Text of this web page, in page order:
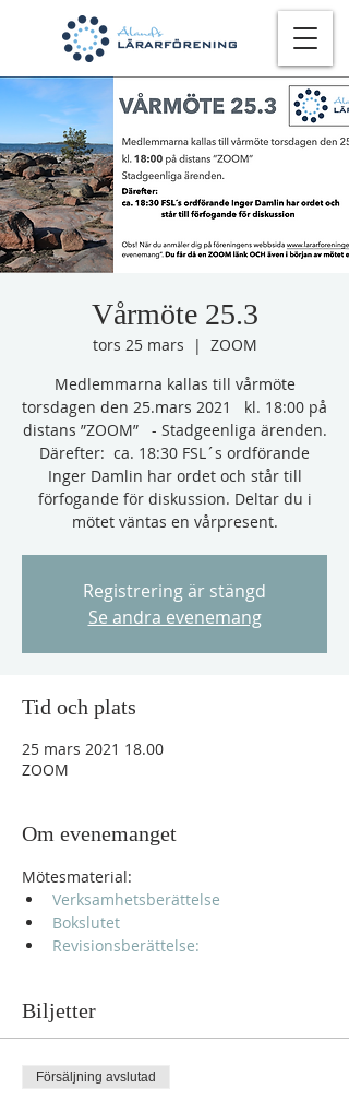
Vårmöte 25.3
tors 25 mars
  |
ZOOM
Medlemmarna kallas till vårmöte
torsdagen den 25.mars 2021 kl. 18:00 på
distans ”ZOOM” - Stadgeenliga ärenden.
Därefter: ca. 18:30 FSL´s ordförande
Inger Damlin har ordet och står till
förfogande för diskussion. Deltar du i
mötet väntas en vårpresent.
Registrering är stängd
Se andra evenemang
Tid och plats
25 mars 2021 18.00
ZOOM
Om evenemanget
Mötesmaterial:
Verksamhetsberättelse
Bokslutet
Revisionsberättelse:
Biljetter
Försäljning avslutad